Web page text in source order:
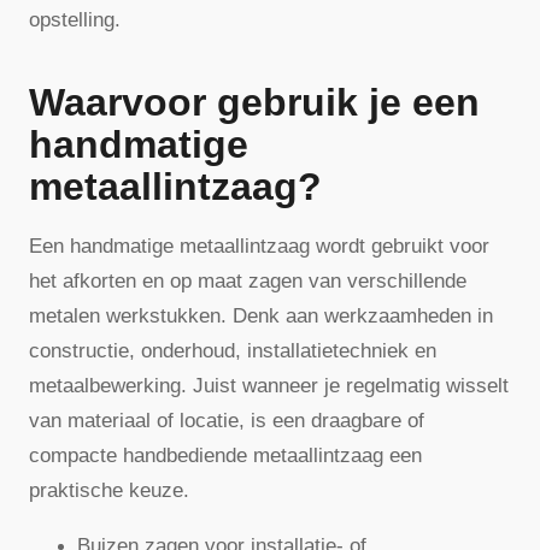
opstelling.
Waarvoor gebruik je een
handmatige
metaallintzaag?
Een handmatige metaallintzaag wordt gebruikt voor
het afkorten en op maat zagen van verschillende
metalen werkstukken. Denk aan werkzaamheden in
constructie, onderhoud, installatietechniek en
metaalbewerking. Juist wanneer je regelmatig wisselt
van materiaal of locatie, is een draagbare of
compacte handbediende metaallintzaag een
praktische keuze.